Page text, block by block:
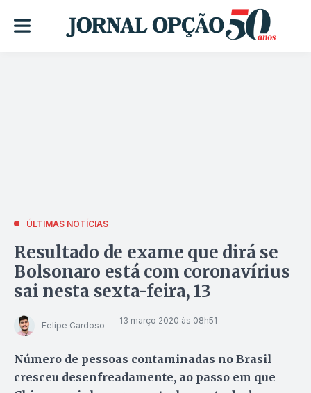
ÚLTIMAS NOTÍCIAS
Resultado de exame que dirá se
Bolsonaro está com coronavírius
sai nesta sexta-feira, 13
Felipe Cardoso 13 março 2020 às 08h51
Número de pessoas contaminadas no Brasil
cresceu desenfreadamente, ao passo em que